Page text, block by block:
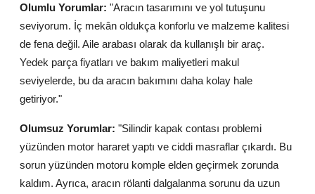
Olumlu Yorumlar: "Aracın tasarımını ve yol tutuşunu
seviyorum. İç mekân oldukça konforlu ve malzeme kalitesi
de fena değil. Aile arabası olarak da kullanışlı bir araç.
Yedek parça fiyatları ve bakım maliyetleri makul
seviyelerde, bu da aracın bakımını daha kolay hale
getiriyor."
Olumsuz Yorumlar: "Silindir kapak contası problemi
yüzünden motor hararet yaptı ve ciddi masraflar çıkardı. Bu
sorun yüzünden motoru komple elden geçirmek zorunda
kaldım. Ayrıca, aracın rölanti dalgalanma sorunu da uzun